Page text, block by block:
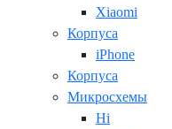
Xiaomi
Корпуса
iPhone
Корпуса
Микросхемы
Hi